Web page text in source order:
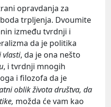
opravdanja za
trpljenja. Dvoumite
između tvrdnji i
da je politika
vlasti, da je ona nešto
, i tvrdnji mnogih
i filozofa da je
oblik života društva, da
možda će vam kao